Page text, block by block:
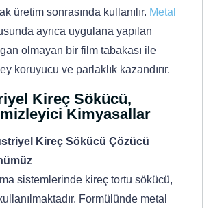
üretim sonrasında kullanılır. Metal
ayrıca uygulana yapılan
olmayan bir film tabakası ile
koruyucu ve parlaklık kazandırır.
Kireç Sökücü,
Kimyasallar
Kireç Sökücü Çözücü
sistemlerinde kireç tortu sökücü,
Formülünde metal